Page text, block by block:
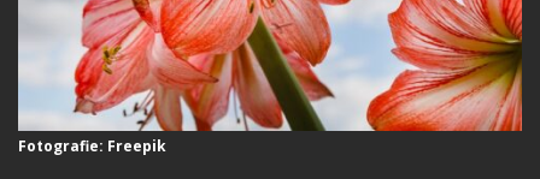
Fotografie: Freepik